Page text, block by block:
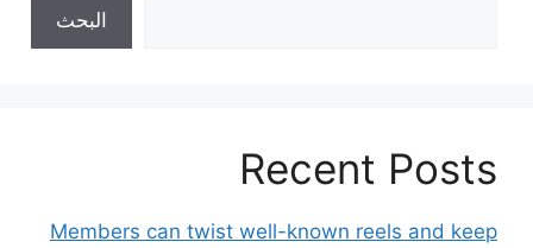
البحث
Recent Posts
Members can twist well-known reels and keep